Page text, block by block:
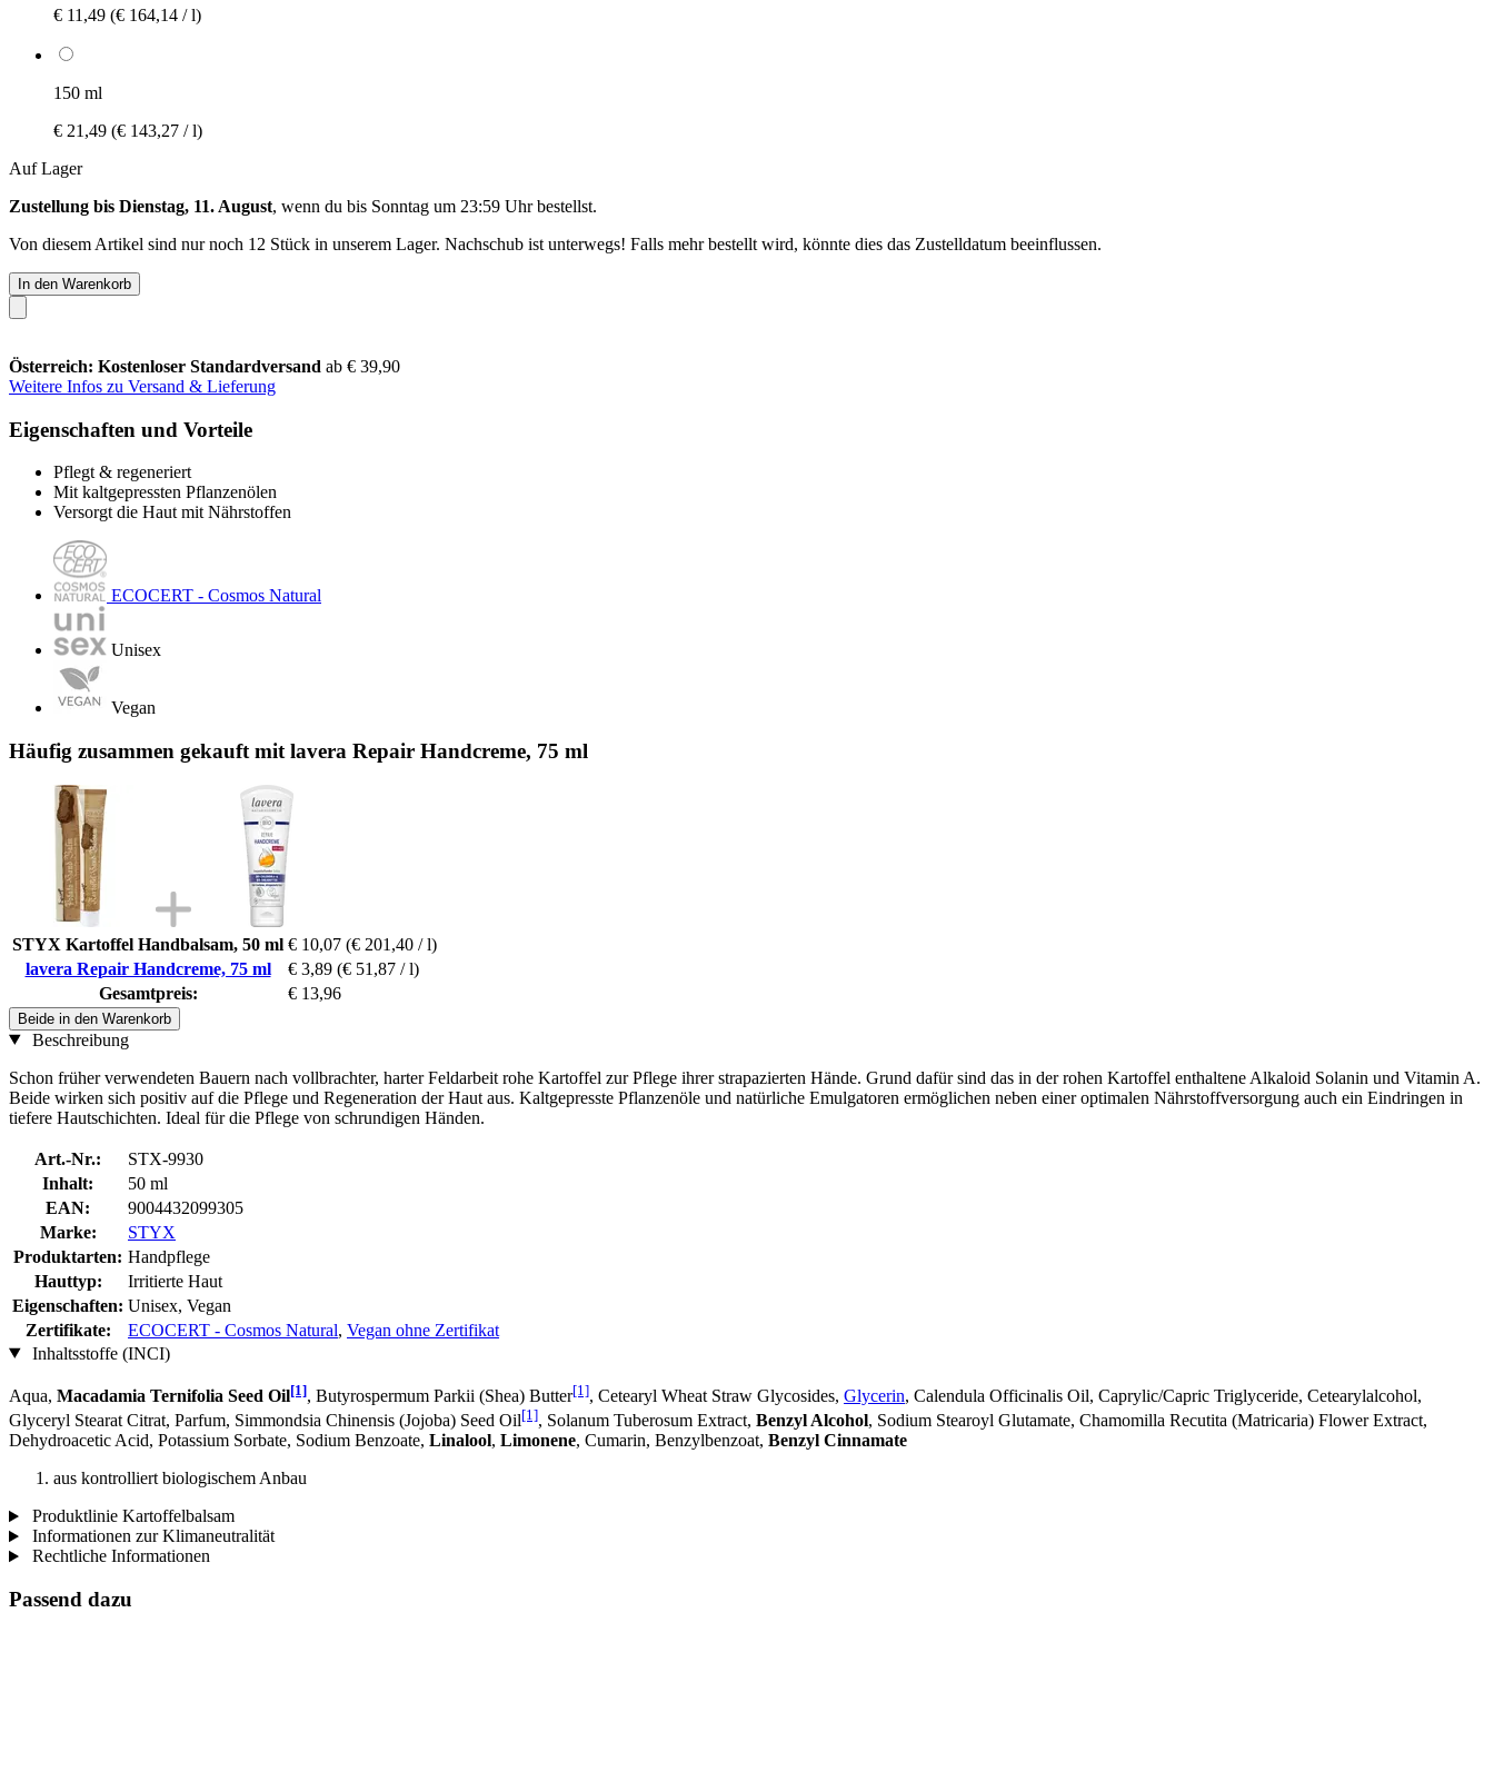
€ 11,49 (€ 164,14 / l)
150 ml
€ 21,49 (€ 143,27 / l)
Auf Lager
Zustellung bis Dienstag, 11. August, wenn du bis Sonntag um 23:59 Uhrbestellst.
Von diesem Artikel sind nur noch 12 Stück in unserem Lager. Nachschub ist unterwegs! Falls mehr bestellt wird, könnte dies das Zustelldatum beeinflussen.
In den Warenkorb
Österreich: Kostenloser Standardversand ab € 39,90
Weitere Infos zu Versand & Lieferung
Eigenschaften und Vorteile
Pflegt & regeneriert
Mit kaltgepressten Pflanzenölen
Versorgt die Haut mit Nährstoffen
ECOCERT - Cosmos Natural
Unisex
Vegan
Häufig zusammen gekauft mit lavera Repair Handcreme, 75 ml
STYX Kartoffel Handbalsam, 50 ml € 10,07 (€ 201,40 / l)
lavera Repair Handcreme, 75 ml
€ 3,89 (€ 51,87 / l)
Gesamtpreis:
€ 13,96
Beide in den Warenkorb
Beschreibung
Schon früher verwendeten Bauern nach vollbrachter, harter Feldarbeit rohe Kartoffel zur Pflege ihrer strapazierten Hände. Grund dafür sind das in der rohen Kartoffel enthaltene Alkaloid Solanin und Vitamin A.
Beide wirken sich positiv auf die Pflege und Regeneration der Haut aus. Kaltgepresste Pflanzenöle und natürliche Emulgatoren ermöglichen neben einer optimalen Nährstoffversorgung auch ein Eindringen in
tiefere Hautschichten. Ideal für die Pflege von schrundigen Händen.
Art.-Nr.:
STX-9930
Inhalt:
50 ml
EAN:
9004432099305
Marke:
STYX
Produktarten: Handpflege
Hauttyp:
Irritierte Haut
Eigenschaften: Unisex, Vegan
Zertifikate:
ECOCERT - Cosmos Natural, Vegan ohne Zertifikat
Inhaltsstoffe (INCI)
Aqua, Macadamia Ternifolia Seed Oil[1], Butyrospermum Parkii (Shea) Butter[1], Cetearyl Wheat Straw Glycosides, Glycerin, Calendula Officinalis Oil, Caprylic/Capric Triglyceride, Cetearylalcohol,
Glyceryl Stearat Citrat, Parfum, Simmondsia Chinensis (Jojoba) Seed Oil[1], Solanum Tuberosum Extract, Benzyl Alcohol, Sodium Stearoyl Glutamate, Chamomilla Recutita (Matricaria) Flower Extract,
Dehydroacetic Acid, Potassium Sorbate, Sodium Benzoate, Linalool, Limonene, Cumarin, Benzylbenzoat, Benzyl Cinnamate
aus kontrolliert biologischem Anbau
Produktlinie Kartoffelbalsam
Informationen zur Klimaneutralität
Rechtliche Informationen
Passend dazu